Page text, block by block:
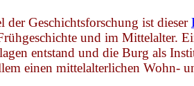
Geschichtsforschung ist dieser
und im Mittelalter.
entstand und die Burg als
einen mittelalterlichen Wohn-